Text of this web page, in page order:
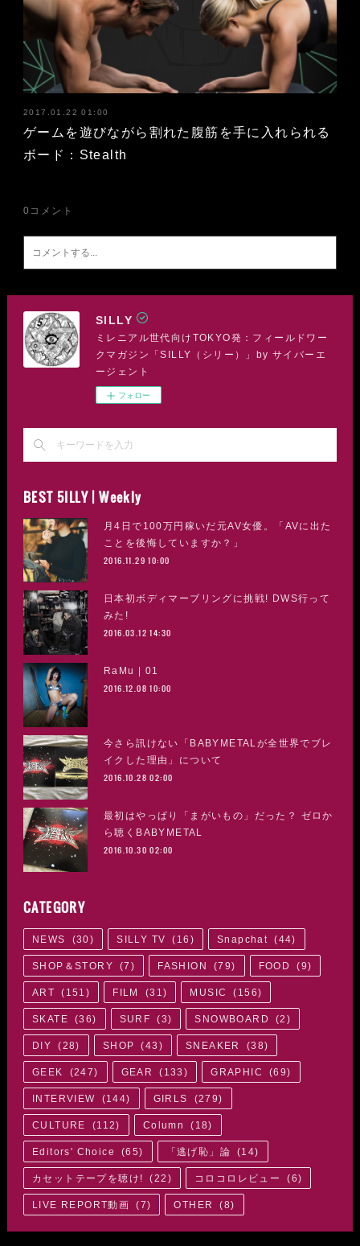
2017.01.22 01:00
ゲームを遊びながら割れた腹筋を手に入れられる
ボード：Stealth
0 コメント
SILLY
ミレニアル世代向けTOKYO発：フィールドワー
クマガジン「SILLY（シリー）」by サイバーエ
ージェント
フォロー
BEST 5ILLY | Weekly
月4日で100万円稼いだ元AV女優。「AVに出た
ことを後悔していますか？」
2016.11.29 10:00
日本初ボディマーブリングに挑戦! DWS行って
みた!
2016.03.12 14:30
RaMu | 01
2016.12.08 10:00
今さら訊けない「BABYMETALが全世界でブレ
イクした理由」について
2016.10.28 02:00
最初はやっぱり「まがいもの」だった？ ゼロか
ら聴くBABYMETAL
2016.10.30 02:00
CATEGORY
NEWS (30) SILLY TV ( 16 ) Snapchat (44)
SHOP＆STORY (7 ) FASHION (79) FOOD (9)
ART ( 151 ) FILM (31 ) MUSIC ( 156)
SKATE (36) SURF (3) SNOWBOARD (2 )
DIY (28) SHOP (43 ) SNEAKER (38)
GEEK (247) GEAR ( 133 ) GRAPHIC (69)
INTERVIEW (144) GIRLS (279)
CULTURE (112) Column ( 18)
Editors' Choice (65) 「逃げ恥」論 (14)
カセットテープを聴け! (22 ) コロコロレビュー (6)
LIVE REPORT動画 (7) OTHER (8)